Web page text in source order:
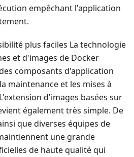
empêchant l'application
plus faciles La technologie
et d'images de Docker
composants d'application
maintenance et les mises à
d'images basées sur
également très simple. De
que diverses équipes de
une grande
de haute qualité qui